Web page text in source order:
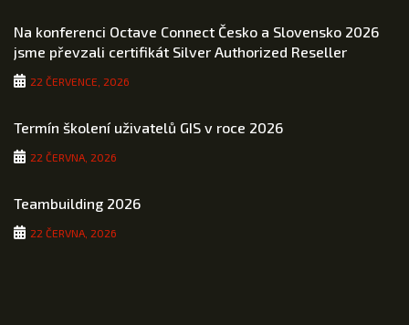
Na konferenci Octave Connect Česko a Slovensko 2026
jsme převzali certifikát Silver Authorized Reseller
22 ČERVENCE, 2026
Termín školení uživatelů GIS v roce 2026
22 ČERVNA, 2026
Teambuilding 2026
22 ČERVNA, 2026